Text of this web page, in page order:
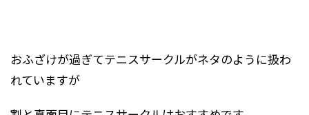
おふざけが過ぎてテニスサークルがネタのように扱わ
れていますが